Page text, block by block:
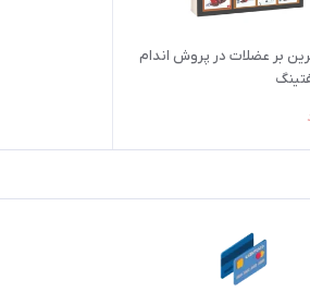
بر عضلات در پروش اندام